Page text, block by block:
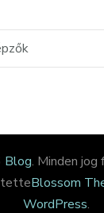
Blog. Minden jog
Blossom
WordPress.